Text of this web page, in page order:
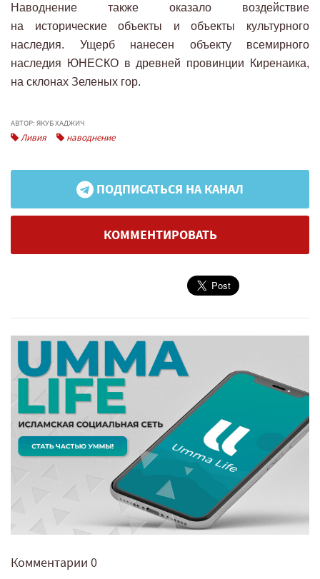
Наводнение также оказало воздействие
на исторические объекты и объекты культурного
наследия. Ущерб нанесен объекту всемирного
наследия ЮНЕСКО в древней провинции Киренаика,
на склонах Зеленых гор.
АВТОР: ЯКУБ ХАДЖИЧ
Ливия наводнение
ПОДПИСАТЬСЯ НА КАНАЛ
КОММЕНТИРОВАТЬ
Комментарии 0